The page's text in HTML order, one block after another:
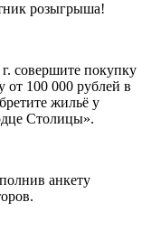
розыгрыша!
совершите покупку
от 100 000 рублей в
жильё у
Столицы».
анкету